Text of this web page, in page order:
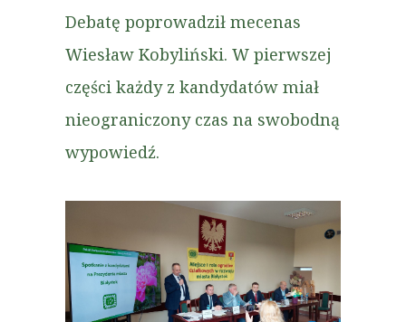
Debatę poprowadził mecenas
Wiesław Kobyliński. W pierwszej
części każdy z kandydatów miał
nieograniczony czas na swobodną
wypowiedź.